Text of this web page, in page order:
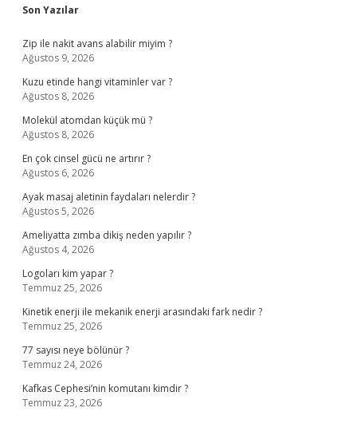
Sidebar
Son Yazılar
Zip ile nakit avans alabilir miyim ?
Ağustos 9, 2026
Kuzu etinde hangi vitaminler var ?
Ağustos 8, 2026
Molekül atomdan küçük mü ?
Ağustos 8, 2026
En çok cinsel gücü ne artırır ?
Ağustos 6, 2026
Ayak masaj aletinin faydaları nelerdir ?
Ağustos 5, 2026
Ameliyatta zımba dikiş neden yapılır ?
Ağustos 4, 2026
Logoları kim yapar ?
Temmuz 25, 2026
Kinetik enerji ile mekanik enerji arasındaki fark nedir ?
Temmuz 25, 2026
77 sayısı neye bölünür ?
Temmuz 24, 2026
Kafkas Cephesi’nin komutanı kimdir ?
Temmuz 23, 2026